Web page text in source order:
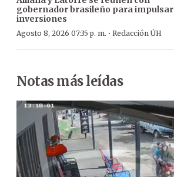
gobernador brasileño para impulsar
inversiones
Agosto 8, 2026 07:35 p. m. · Redacción ÚH
Notas más leídas